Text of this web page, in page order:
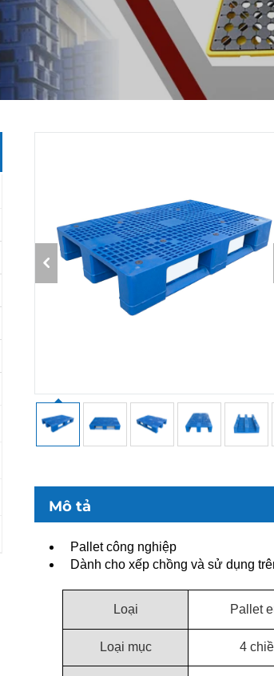
Mô tả
Pallet công nghiệp
Dành cho xếp chồng và sử dụng
Loại Pallet
Loại mục 4